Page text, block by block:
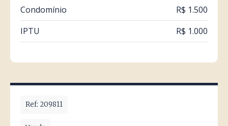
Condomínio
R$ 1.500
IPTU
R$ 1.000
Ref: 209811